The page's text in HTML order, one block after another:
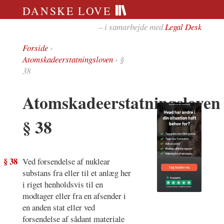
DANSKE LOVE
– i samarbejde medLegal Desk
Forside›
Atomskadeerstatningsloven› §
38
Atomskadeerstatningsloven
§ 38
§ 38 Ved forsendelse af nuklear
substans fra eller til et anlæg her
i riget henholdsvis til en
modtager eller fra en afsender i
en anden stat eller ved
forsendelse af sådant materiale